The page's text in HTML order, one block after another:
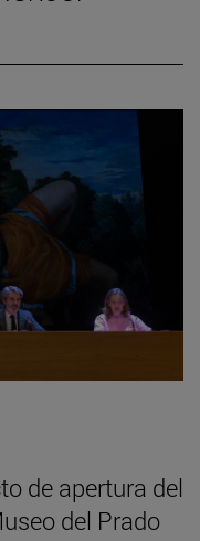
de apertura del
del Prado